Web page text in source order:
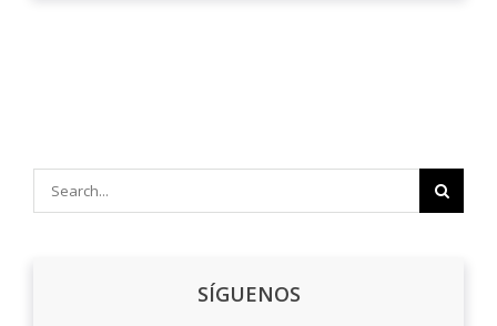
SÍGUENOS